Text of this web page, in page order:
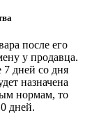
после его
у продавца.
7 дней со дня
назначена
нормам, то
дней.